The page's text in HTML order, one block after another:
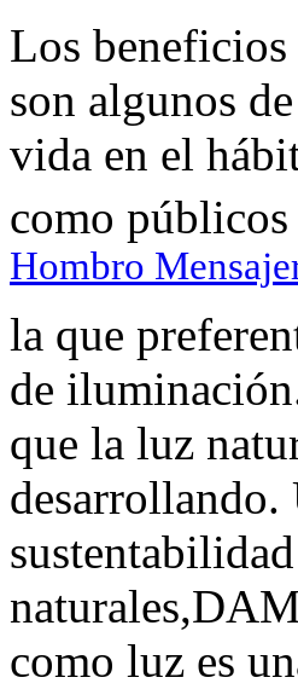
Los
son algunos
vida en el
como
Hombro
la que
de
que la luz
desarrollando.
como luz es